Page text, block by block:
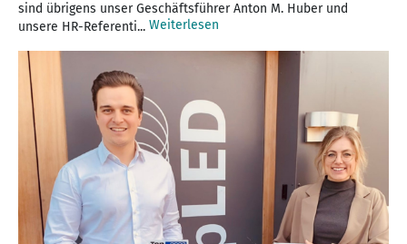
sind übrigens unser Geschäftsführer Anton M. Huber und
unsere HR-Referenti... Weiterlesen